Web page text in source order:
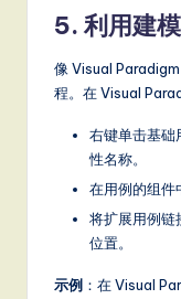
5. 利用建
像 Visual
程。在 Visual
右键单击基础
性名称。
在用例的组件
将扩展用例链
位置。
示例 ：在 Visual